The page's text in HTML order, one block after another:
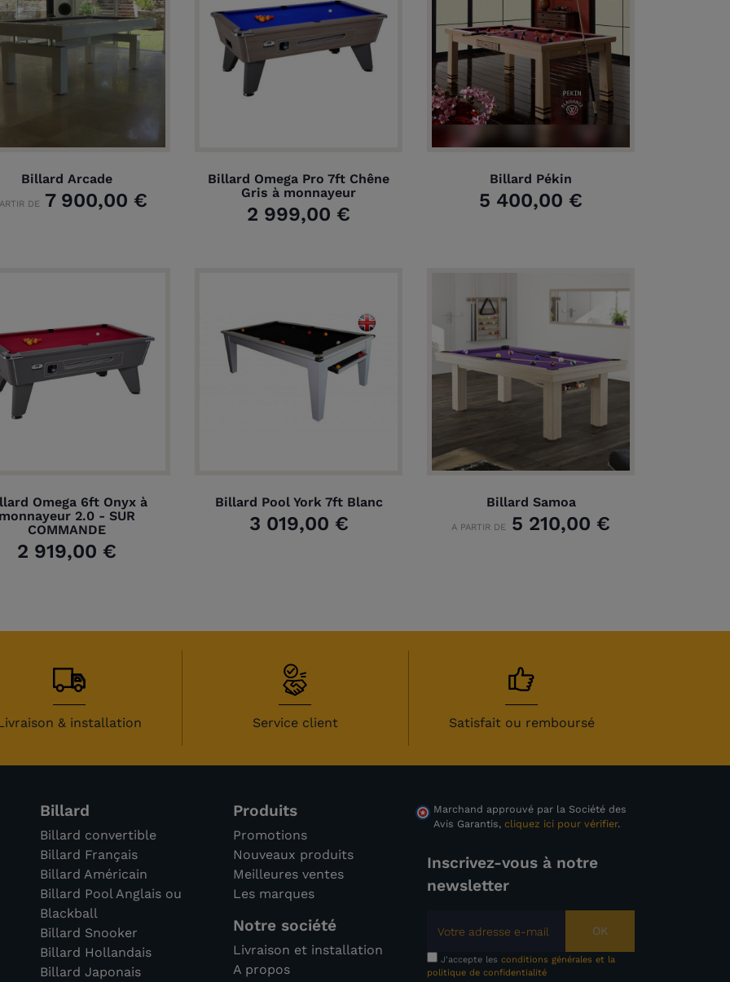
Billard Arcade
DE 7 900,00 €
Billard Omega Pro 7ft Chêne
Gris à monnayeur
2 999,00 €
Billard Pékin
5 400,00 €
Omega 6ft Onyx à
2.0 - SUR
COMMANDE
2 919,00 €
Billard Pool York 7ft Blanc
3 019,00 €
Billard Samoa
A PARTIR DE 5 210,00 €
& installation Service client Satisfait ou remboursé
Billard
Billard convertible
Billard Français
Billard Américain
Billard Pool Anglais ou
Blackball
Billard Snooker
Billard Hollandais
Billard Japonais
Produits
Promotions
Nouveaux produits
Meilleures ventes
Les marques
Notre société
Livraison et installation
A propos
Marchand approuvé par la Société des
Avis Garantis, cliquez ici pour vérifier.
Inscrivez-vous à notre
newsletter
OK
J'accepte les conditions générales et la
politique de confidentialité